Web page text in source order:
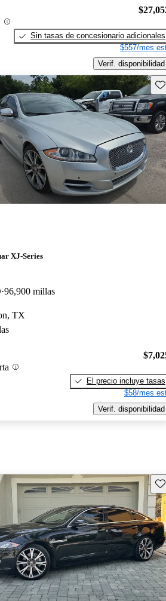
Sin tasas de concesionario adicionales
$557/mes
Verif. disponibilidad
XJ-Series
96,900 millas
TX
El precio incluye tasas
$58/mes
Verif. disponibilidad